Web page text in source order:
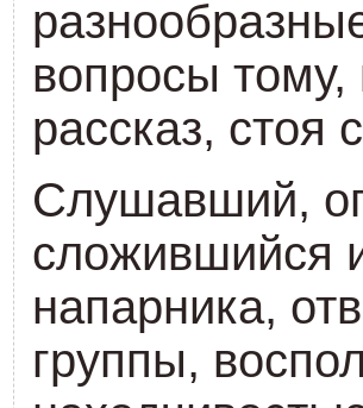
вопросы
рассказ, стоя
Слушавший,
сложившийся
напарника,
группы,